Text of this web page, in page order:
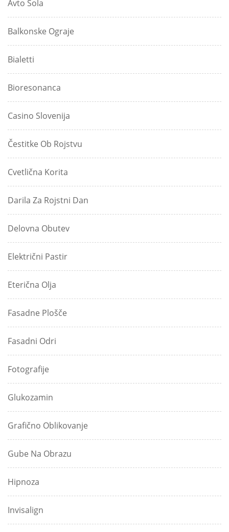
Avto Šola
Balkonske Ograje
Bialetti
Bioresonanca
Casino Slovenija
Čestitke Ob Rojstvu
Cvetlična Korita
Darila Za Rojstni Dan
Delovna Obutev
Električni Pastir
Eterična Olja
Fasadne Plošče
Fasadni Odri
Fotografije
Glukozamin
Grafično Oblikovanje
Gube Na Obrazu
Hipnoza
Invisalign